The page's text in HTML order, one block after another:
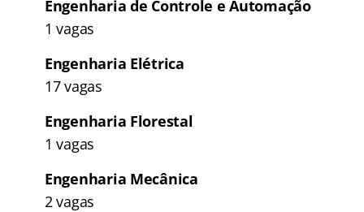
Engenharia de Controle e Automação
1 vagas
Engenharia Elétrica
17 vagas
Engenharia Florestal
1 vagas
Engenharia Mecânica
2 vagas